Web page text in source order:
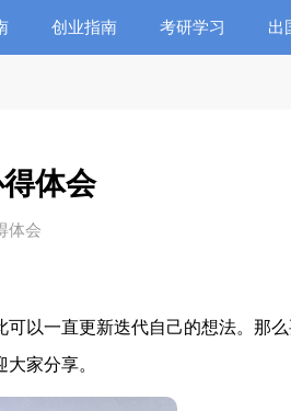
创业指南 考研学习 出
得体会
体会
以一直更新迭代自己的想法。那么
家分享。